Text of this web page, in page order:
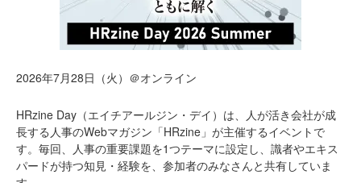
2026年7月28日（火）＠オンライン
HRzine Day（エイチアールジン・デイ）は、人が活き会社が成
長する人事のWebマガジン「HRzine」が主催するイベントで
す。毎回、人事の重要課題を1つテーマに設定し、識者やエキス
パードが持つ知見・経験を、参加者のみなさんと共有していま